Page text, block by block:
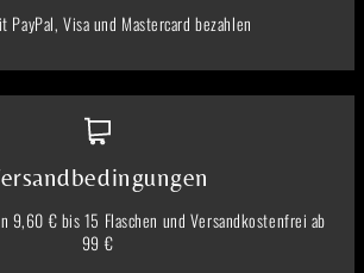
PayPal, Visa und Mastercard bezahlen
9,60 € bis 15 Flaschen und Versandkostenfrei ab
99 €